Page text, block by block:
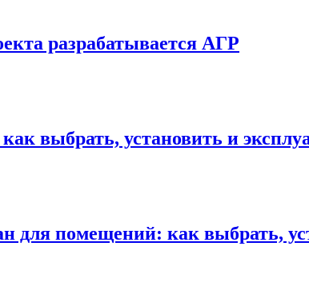
разрабатывается АГР
выбрать, установить и
для помещений: как выбрать,